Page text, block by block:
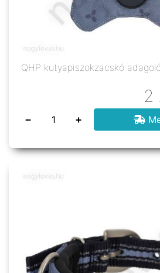
QHP kutyapiszokzacskó
2
− +